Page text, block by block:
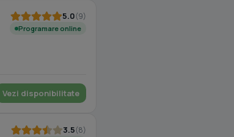
5.0(9)
Programare online
Vezi disponibilitate
3.5(8)